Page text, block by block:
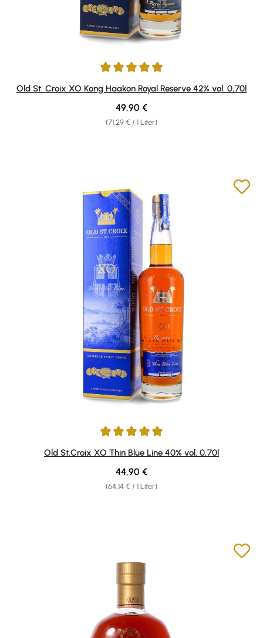
Durchschnittliche Bewertung von 4.93 von 5 Sternen
Old St. Croix XO Kong Haakon Royal Reserve 42% vol. 0,70l
(71,29 € / 1 Liter)
Regulärer Preis:
49,90 €
Durchschnittliche Bewertung von 4.93 von 5 Sternen
Old St.Croix XO Thin Blue Line 40% vol. 0,70l
(64,14 € / 1 Liter)
Regulärer Preis:
44,90 €